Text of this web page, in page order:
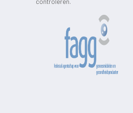
controleren.